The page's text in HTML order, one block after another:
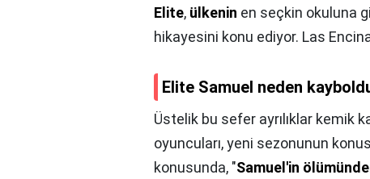
Elite, ülkenin en seçkin okuluna
hikayesini konu ediyor. Las
Elite Samuel neden
Üstelik bu sefer ayrılıklar kemik
oyuncuları, yeni sezonunun
konusunda, "Samuel'in